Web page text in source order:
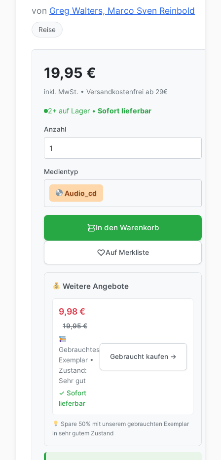
von Greg Walters, Marco Sven Reinbold
Reise
19,95 €
inkl. MwSt. • Versandkostenfrei ab 29€
2+ auf Lager • Sofort lieferbar
Anzahl
Medientyp
Audio_cd
In den Warenkorb
Auf Merkliste
Weitere Angebote
9,98€
19,95€
Gebrauchtes
Exemplar •
Zustand:
Sehr gut
✓ Sofort
lieferbar
Gebraucht kaufen →
Spare 50% mit unserem gebrauchten Exemplar
in sehr gutem Zustand